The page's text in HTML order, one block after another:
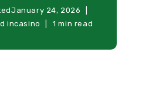
January 24, 2026
incasino 1 min read